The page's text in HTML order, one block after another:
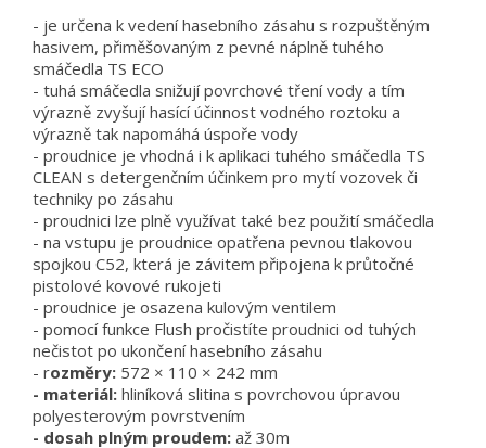
- je určena k vedení hasebního zásahu s rozpuštěným
hasivem, přiměšovaným z pevné náplně tuhého
smáčedla TS ECO
- tuhá smáčedla snižují povrchové tření vody a tím
výrazně zvyšují hasící účinnost vodného roztoku a
výrazně tak napomáhá úspoře vody
- proudnice je vhodná i k aplikaci tuhého smáčedla TS
CLEAN s detergenčním účinkem pro mytí vozovek či
techniky po zásahu
- proudnici lze plně využívat také bez použití smáčedla
- na vstupu je proudnice opatřena pevnou tlakovou
spojkou C52, která je závitem připojena k průtočné
pistolové kovové rukojeti
- proudnice je osazena kulovým ventilem
- pomocí funkce Flush pročistíte proudnici od tuhých
nečistot po ukončení hasebního zásahu
- rozměry: 572 × 110 × 242 mm
- materiál: hliníková slitina s povrchovou úpravou
polyesterovým povrstvením
- dosah plným proudem: až 30m